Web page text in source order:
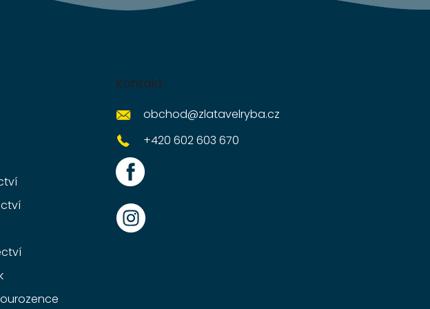
Kontakt
obchod@zlatavelryba.cz
+420 602 603 670